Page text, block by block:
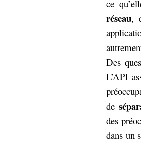
ce
réseau,
Des
L’API
de
des
dans un